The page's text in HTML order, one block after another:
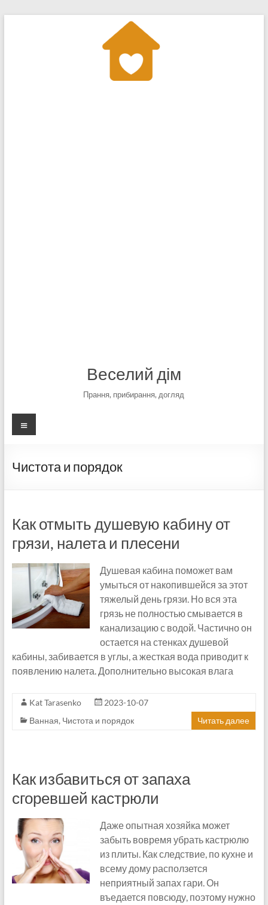
Веселий дім
Прання, прибирання, догляд
Меню
Чистота и порядок
Как отмыть душевую кабину от
грязи, налета и плесени
Душевая кабина поможет вам
умыться от накопившейся за этот
тяжелый день грязи. Но вся эта
грязь не полностью смывается в
канализацию с водой. Частично он
остается на стенках душевой
кабины, забивается в углы, а жесткая вода приводит к
появлению налета. Дополнительно высокая влага
Kat Tarasenko
2023-10-07
Ванная, Чистота и порядок Читать далее
Как избавиться от запаха
сгоревшей кастрюли
Даже опытная хозяйка может
забыть вовремя убрать кастрюлю
из плиты. Как следствие, по кухне и
всему дому расползется
неприятный запах гари. Он
въедается повсюду, поэтому нужно